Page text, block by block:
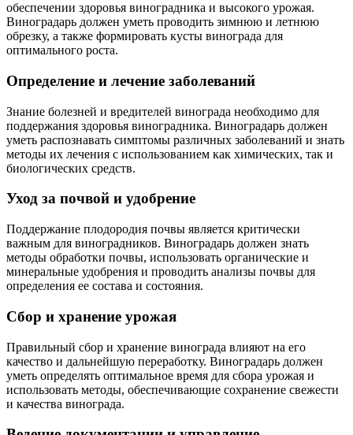
обеспечении здоровья виноградника и высокого урожая.
Виноградарь должен уметь проводить зимнюю и летнюю
обрезку, а также формировать кусты винограда для
оптимального роста.
Определение и лечение заболеваний
Знание болезней и вредителей винограда необходимо для
поддержания здоровья виноградника. Виноградарь должен
уметь распознавать симптомы различных заболеваний и знать
методы их лечения с использованием как химических, так и
биологических средств.
Уход за почвой и удобрение
Поддержание плодородия почвы является критически
важным для виноградников. Виноградарь должен знать
методы обработки почвы, использовать органические и
минеральные удобрения и проводить анализы почвы для
определения ее состава и состояния.
Сбор и хранение урожая
Правильный сбор и хранение винограда влияют на его
качество и дальнейшую переработку. Виноградарь должен
уметь определять оптимальное время для сбора урожая и
использовать методы, обеспечивающие сохранение свежести
и качества винограда.